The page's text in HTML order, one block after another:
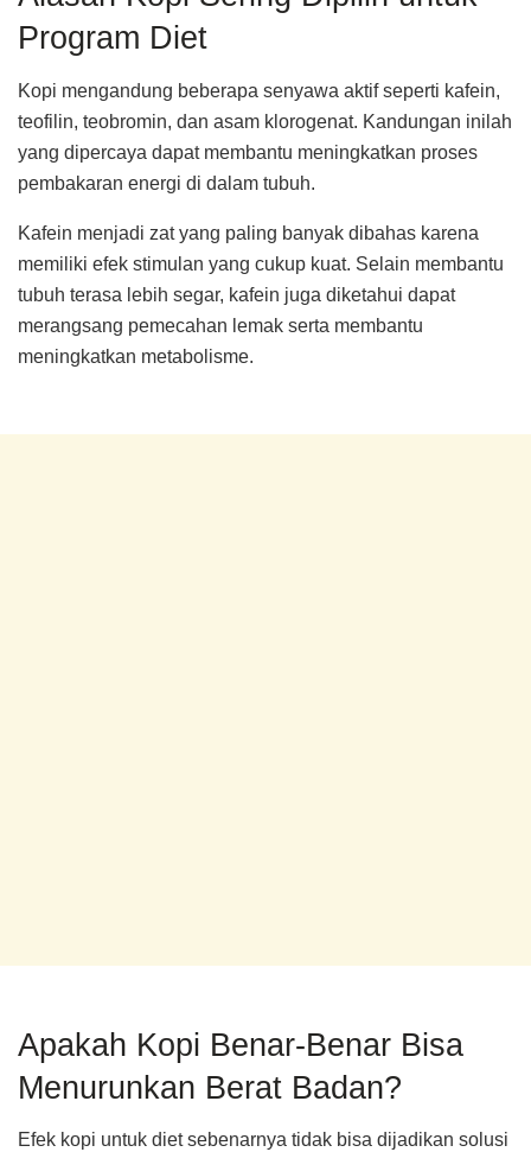
Program Diet
Kopi mengandung beberapa senyawa aktif seperti kafein,
teofilin, teobromin, dan asam klorogenat. Kandungan inilah
yang dipercaya dapat membantu meningkatkan proses
pembakaran energi di dalam tubuh.
Kafein menjadi zat yang paling banyak dibahas karena
memiliki efek stimulan yang cukup kuat. Selain membantu
tubuh terasa lebih segar, kafein juga diketahui dapat
merangsang pemecahan lemak serta membantu
meningkatkan metabolisme.
Apakah Kopi Benar-Benar Bisa
Menurunkan Berat Badan?
Efek kopi untuk diet sebenarnya tidak bisa dijadikan solusi